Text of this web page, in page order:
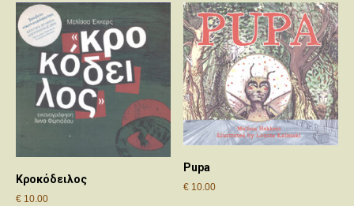
Κροκόδειλος
€ 10.00
Pupa
€ 10.00